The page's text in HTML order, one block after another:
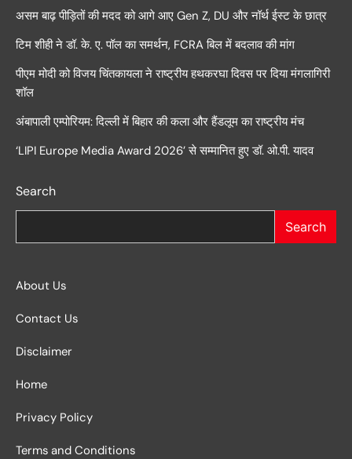
असम बाढ़ पीड़ितों की मदद को आगे आए Gen Z, DU और नॉर्थ ईस्ट के छात्र
टिम शीही ने डॉ. के. ए. पॉल का समर्थन, FCRA बिल में बदलाव की मांग
पीएम मोदी को विजय चिंतकायला ने राष्ट्रीय हथकरघा दिवस पर दिया मंगलागिरी
शॉल
अंबापाली एम्पोरियम: दिल्ली में बिहार की कला और हैंडलूम का राष्ट्रीय मंच
‘LIPI Europe Media Award 2026’ से सम्मानित हुए डॉ. ओ.पी. यादव
Search
Search
About Us
Contact Us
Disclaimer
Home
Privacy Policy
Terms and Conditions